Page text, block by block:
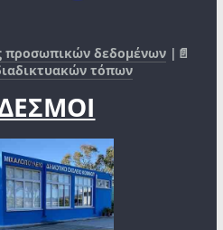
προσωπικών δεδομένων |📄
τόπων